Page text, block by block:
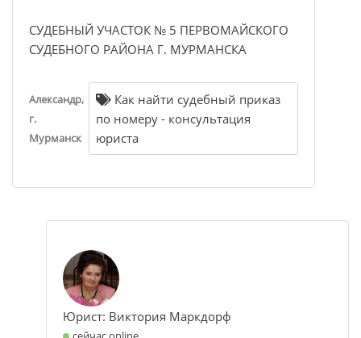
СУДЕБНЫЙ УЧАСТОК № 5 ПЕРВОМАЙСКОГО
СУДЕБНОГО РАЙОНА Г. МУРМАНСКА
Александр,
г.
Мурманск
Как найти судебный приказ
по номеру - консультация
юриста
Юрист: Виктория Маркдорф